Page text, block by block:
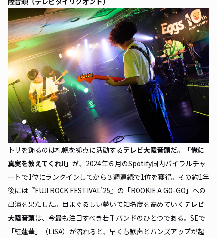
トリを飾るのは札幌を拠点に活動するテレビ大陸音頭だ。 「俺に
真実を教えてくれ!!」 が、2024年６月のSpotify国内バイラルチャ
ートで1位にランクインしてから３週連続で1位を獲得。その約1年
後には『FUJI ROCK FESTIVAL’25』の「ROOKIE A GO-GO」への
出演を果たした。目まぐるしい勢いで知名度を高めていく テレビ
大陸音頭は、今最も注目すべき若手バンドのひとつである。SEで
「紅蓮華」（LiSA）が流れると、早くも歓声とハンズアップが起